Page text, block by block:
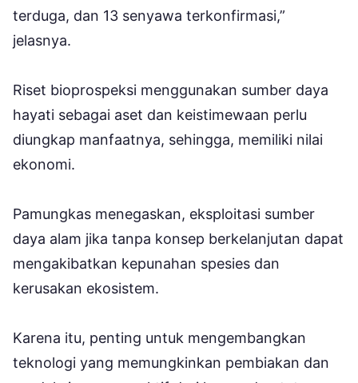
terduga, dan 13 senyawa terkonfirmasi,”
jelasnya.
Riset bioprospeksi menggunakan sumber daya
hayati sebagai aset dan keistimewaan perlu
diungkap manfaatnya, sehingga, memiliki nilai
ekonomi.
Pamungkas menegaskan, eksploitasi sumber
daya alam jika tanpa konsep berkelanjutan dapat
mengakibatkan kepunahan spesies dan
kerusakan ekosistem.
Karena itu, penting untuk mengembangkan
teknologi yang memungkinkan pembiakan dan